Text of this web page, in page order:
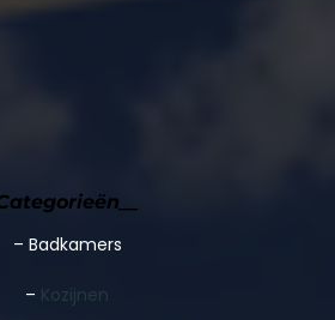
– Badkamers
– Kozijnen